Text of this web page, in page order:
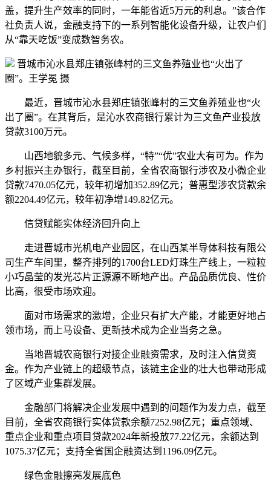
盖，提升生产效率的同时，一年能省近5万元的利息。”该合作
社负责人说，金融支持下的一系列智能化设备升级，让农户们
从“靠天吃饭”变成数智务农。
晋城市沁水县郑庄镇张峰村的三文鱼养殖业也“火出了
圈”。王学冕 摄
最近，晋城市沁水县郑庄镇张峰村的三文鱼养殖业也“火
出了圈”。在其背后，是沁水农商银行累计为三文鱼产业投放
贷款3100万元。
山西地貌多元、气候多样，“特”“优”农业大有可为。作为
乡村振兴主办银行，截至目前，全省农商银行涉农及小微企业
贷款7470.05亿元，较年初增加352.89亿元；普惠型涉农贷款余
额2204.49亿元，较年初净增149.82亿元。
信贷赋能实体经济回升向上
走进晋城市光机电产业园区，在山西某半导体科技有限公
司生产车间里，整齐排列的1700台LED灯珠生产线上，一粒粒
小巧晶莹的发光芯片正源源不断地产出。产品品质优良、性价
比高，很受市场欢迎。
面对市场需求的激增，企业只有扩大产能，才能更好地占
领市场，而上马设备、更新技术成为企业当务之急。
当地晋城农商银行对接企业融资需求，及时注入信贷资
金。作为产业链上的超级节点，该链主企业的壮大也带动形成
了区域产业集群发展。
金融部门将解决企业发展中遇到的问题作为发力点，截至
目前，全省农商银行实体贷款余额7252.98亿元；重点领域、
重点企业和重点项目贷款2024年新投放77.22亿元，余额达到
1075.37亿元；支持全省国企融资达到1196.09亿元。
绿色金融擦亮发展底色